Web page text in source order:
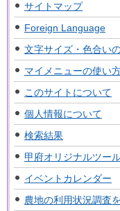
サイトマップ
Foreign Language
文字サイズ・色合い
マイメニューの使い
このサイトについて
個人情報について
検索結果
甲府オリジナルツー
イベントカレンダー
農地の利用状況調査